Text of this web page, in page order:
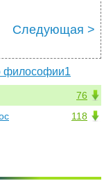
Следующая >
философии1
76
118